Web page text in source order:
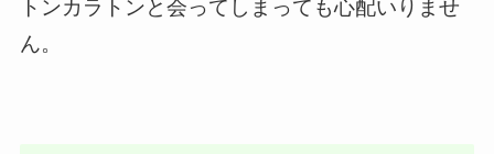
トンカラトンと会ってしまっても心配いりませ
ん。